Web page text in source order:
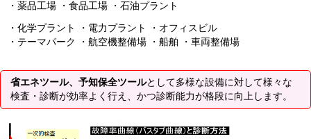
・薬品工場 ・食品工場 ・石油プラント
・化学プラント ・電力プラント ・オフィスビル
・テーマパーク ・航空機整備場 ・船舶 ・車両整備場
省エネツール、予知保全ツールとして多様な設備に対して様々な
検査・診断が効率よく行え、かつ診断能力が格段に向上します。